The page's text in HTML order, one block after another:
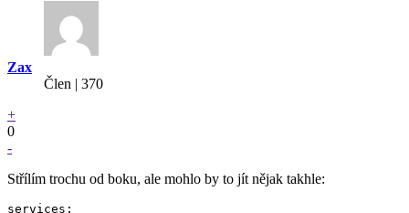
Zax
Člen | 370
+
0
-
Střílím trochu od boku, ale mohlo by to jít nějak takhle:
services: